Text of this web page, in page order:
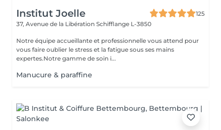
Institut Joelle
125
37, Avenue de la Libération Schifflange L-3850
Notre équipe accueillante et professionnelle vous attend pour
vous faire oublier le stress et la fatigue sous ses mains
expertes.Notre gamme de soin i...
Manucure & paraffine